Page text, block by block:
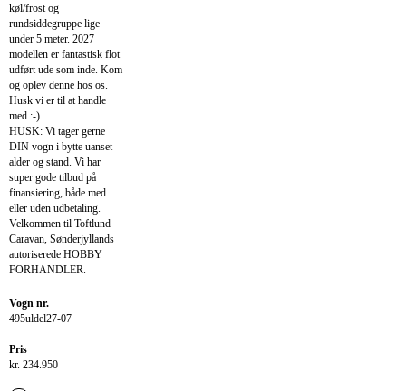
køl/frost og
rundsiddegruppe lige
under 5 meter. 2027
modellen er fantastisk flot
udført ude som inde. Kom
og oplev denne hos os.
Husk vi er til at handle
med :-)
HUSK: Vi tager gerne
DIN vogn i bytte uanset
alder og stand. Vi har
super gode tilbud på
finansiering, både med
eller uden udbetaling.
Velkommen til Toftlund
Caravan, Sønderjyllands
autoriserede HOBBY
FORHANDLER.
Vogn nr.
495uldel27-07
Pris
kr. 234.950